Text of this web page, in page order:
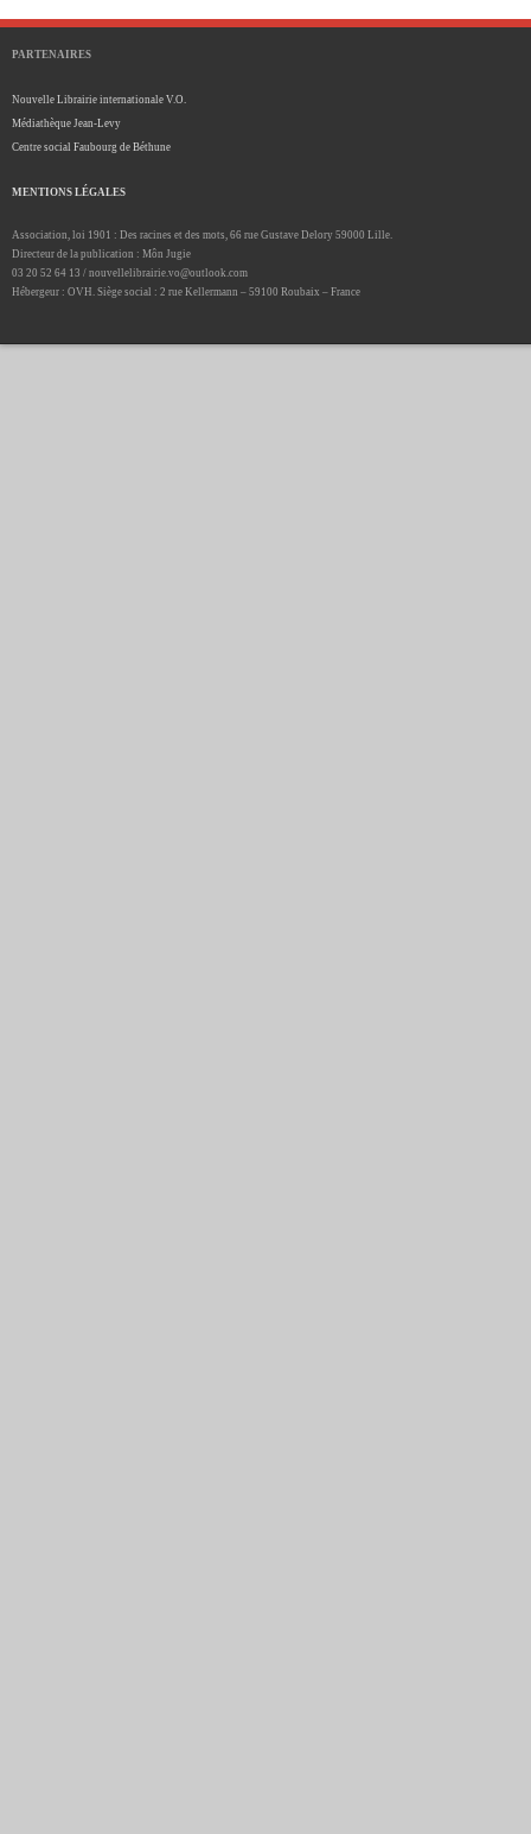
PARTENAIRES
Nouvelle Librairie internationale V.O.
Médiathèque Jean-Levy
Centre social Faubourg de Béthune
MENTIONS LÉGALES
Association, loi 1901 : Des racines et des mots, 66 rue Gustave Delory 59000 Lille.
Directeur de la publication : Môn Jugie
03 20 52 64 13 / nouvellelibrairie.vo@outlook.com
Hébergeur : OVH. Siège social : 2 rue Kellermann – 59100 Roubaix – France